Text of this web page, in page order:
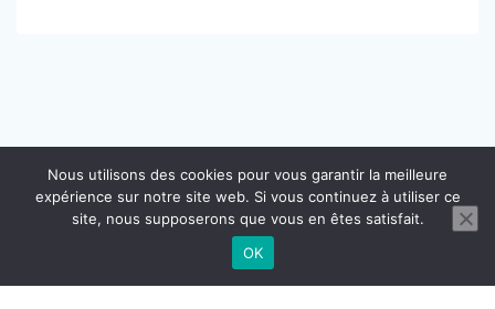
Nous utilisons des cookies pour vous garantir la meilleure
expérience sur notre site web. Si vous continuez à utiliser ce
site, nous supposerons que vous en êtes satisfait.
OK